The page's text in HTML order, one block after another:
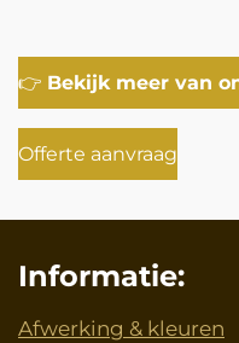
👉 Bekijk meer van
Offerte aanvraag
Informatie:
Afwerking & kleuren